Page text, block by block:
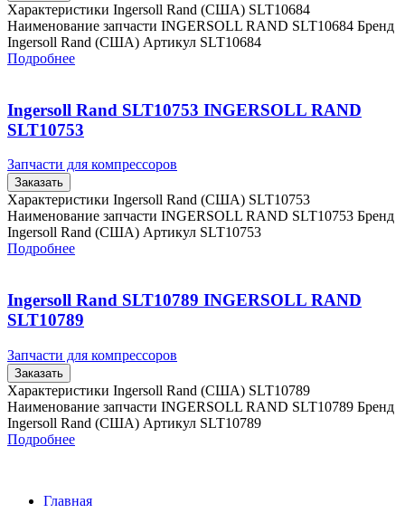
Характеристики Ingersoll Rand (США) SLT10684
Наименование запчасти INGERSOLL RAND SLT10684 Бренд
Ingersoll Rand (США) Артикул SLT10684
Подробнее
Ingersoll Rand SLT10753 INGERSOLL RAND
SLT10753
Запчасти для компрессоров
Заказать
Характеристики Ingersoll Rand (США) SLT10753
Наименование запчасти INGERSOLL RAND SLT10753 Бренд
Ingersoll Rand (США) Артикул SLT10753
Подробнее
Ingersoll Rand SLT10789 INGERSOLL RAND
SLT10789
Запчасти для компрессоров
Заказать
Характеристики Ingersoll Rand (США) SLT10789
Наименование запчасти INGERSOLL RAND SLT10789 Бренд
Ingersoll Rand (США) Артикул SLT10789
Подробнее
Главная